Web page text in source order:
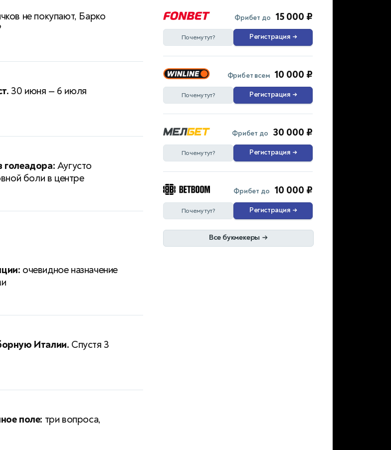
не покупают, Барко
30 июня — 6 июля
голеадора:Аугусто
боли в центре
очевидное назначение
Италии. Спустя 3
поле: три вопроса,
Фрибет до 15 000 ₽
Почему тут? Регистрация →
Фрибет всем 10 000 ₽
Почему тут? Регистрация →
Фрибет до 30 000 ₽
Почему тут? Регистрация →
Фрибет до 10 000 ₽
Почему тут? Регистрация →
Все букмекеры →